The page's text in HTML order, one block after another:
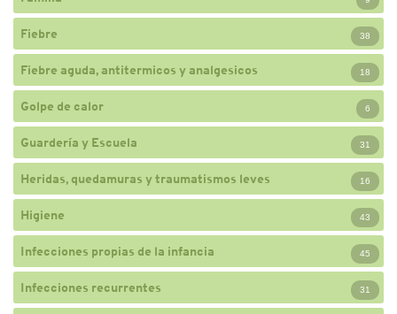
Fiebre 38
Fiebre aguda, antitermicos y analgesicos 18
Golpe de calor 6
Guardería y Escuela 31
Heridas, quedamuras y traumatismos leves 16
Higiene 43
Infecciones propias de la infancia 45
Infecciones recurrentes 31